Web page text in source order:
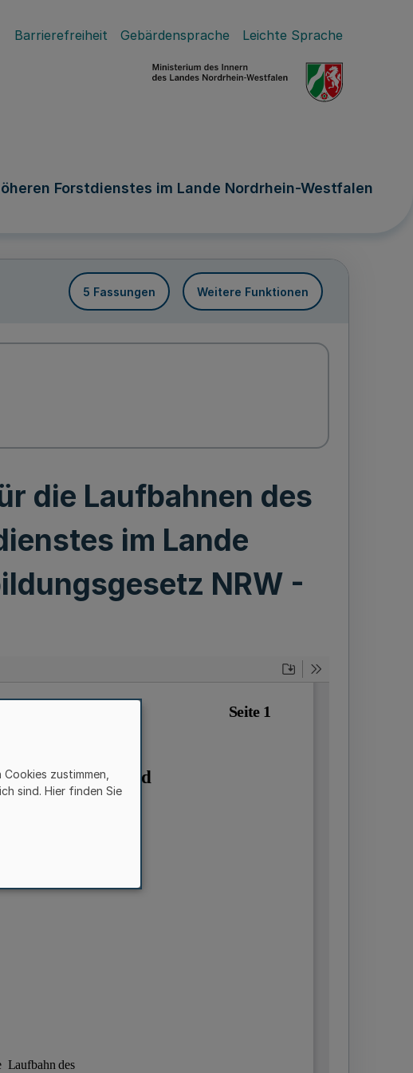
Barrierefreiheit Gebärdensprache Leichte Sprache
Forstdienstes im Lande Nordrhein-Westfalen
5 Fassungen Weitere Funktionen
die Laufbahnen des
im Lande
NRW -
zustimmen,
sind. Hier finden Sie